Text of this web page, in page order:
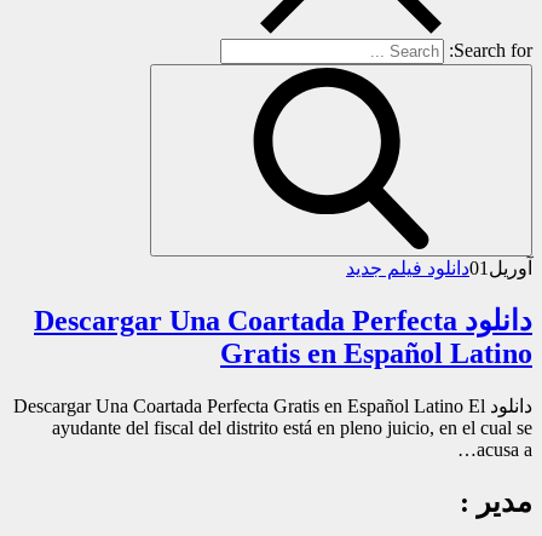
Search for:
آوریل 01دانلود فیلم جدید
دانلود Descargar Una Coartada Perfecta
Gratis en Español Latino
دانلود Descargar Una Coartada Perfecta Gratis en Español Latino El
ayudante del fiscal del distrito está en pleno juicio, en el cual se
acusa a…
مدیر :